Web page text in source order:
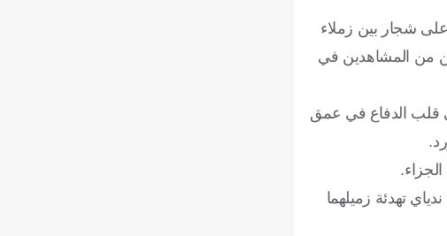
لاعبي إيفرتون إلى 10 لاعبين. في مثال نادر على شجار بين زملاء
كين أعصابهما تمامًا أمام 74 ألف مشجع والملايين من المشاهدين في
من العمر 36 عامًا في تمريرة قصيرة إلى قلب الدفاع في عمق
تهدئة زميلهما